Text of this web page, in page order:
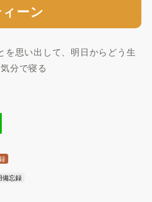
ーン
を思い出して、明日からどう生
分で寝る
備忘録